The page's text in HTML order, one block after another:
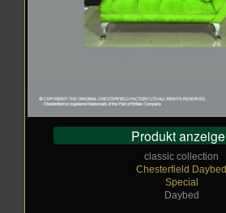
Produkt
classic collection
Chesterfield Daybed
Special
Daybed